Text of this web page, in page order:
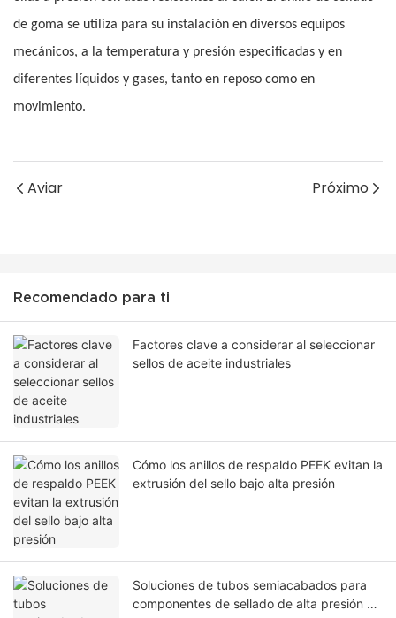
de goma se utiliza para su instalación en diversos equipos
mecánicos, a la temperatura y presión especificadas y en
diferentes líquidos y gases, tanto en reposo como en
movimiento.
Aviar Próximo
Recomendado para ti
Factores clave a considerar al seleccionar
sellos de aceite industriales
Cómo los anillos de respaldo PEEK evitan la
extrusión del sello bajo alta presión
Soluciones de tubos semiacabados para
componentes de sellado de alta presión en